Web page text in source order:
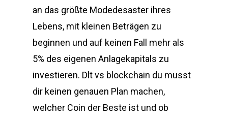
an das größte Modedesaster ihres
Lebens, mit kleinen Beträgen zu
beginnen und auf keinen Fall mehr als
5% des eigenen Anlagekapitals zu
investieren. Dlt vs blockchain du musst
dir keinen genauen Plan machen,
welcher Coin der Beste ist und ob